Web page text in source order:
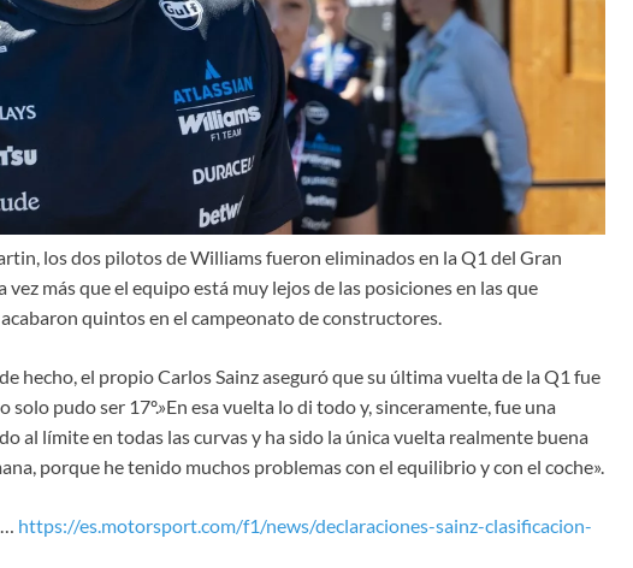
los dos pilotos de Williams fueron eliminados en la Q1 del Gran
más que el equipo está muy lejos de las posiciones en las que
quintos en el campeonato de constructores.
hecho, el propio Carlos Sainz aseguró que su última vuelta de la Q1 fue
solo pudo ser 17º.»En esa vuelta lo di todo y, sinceramente, fue una
al límite en todas las curvas y ha sido la única vuelta realmente buena
porque he tenido muchos problemas con el equilibrio y con el coche».
https://es.motorsport.com/f1/news/declaraciones-sainz-clasificacion-